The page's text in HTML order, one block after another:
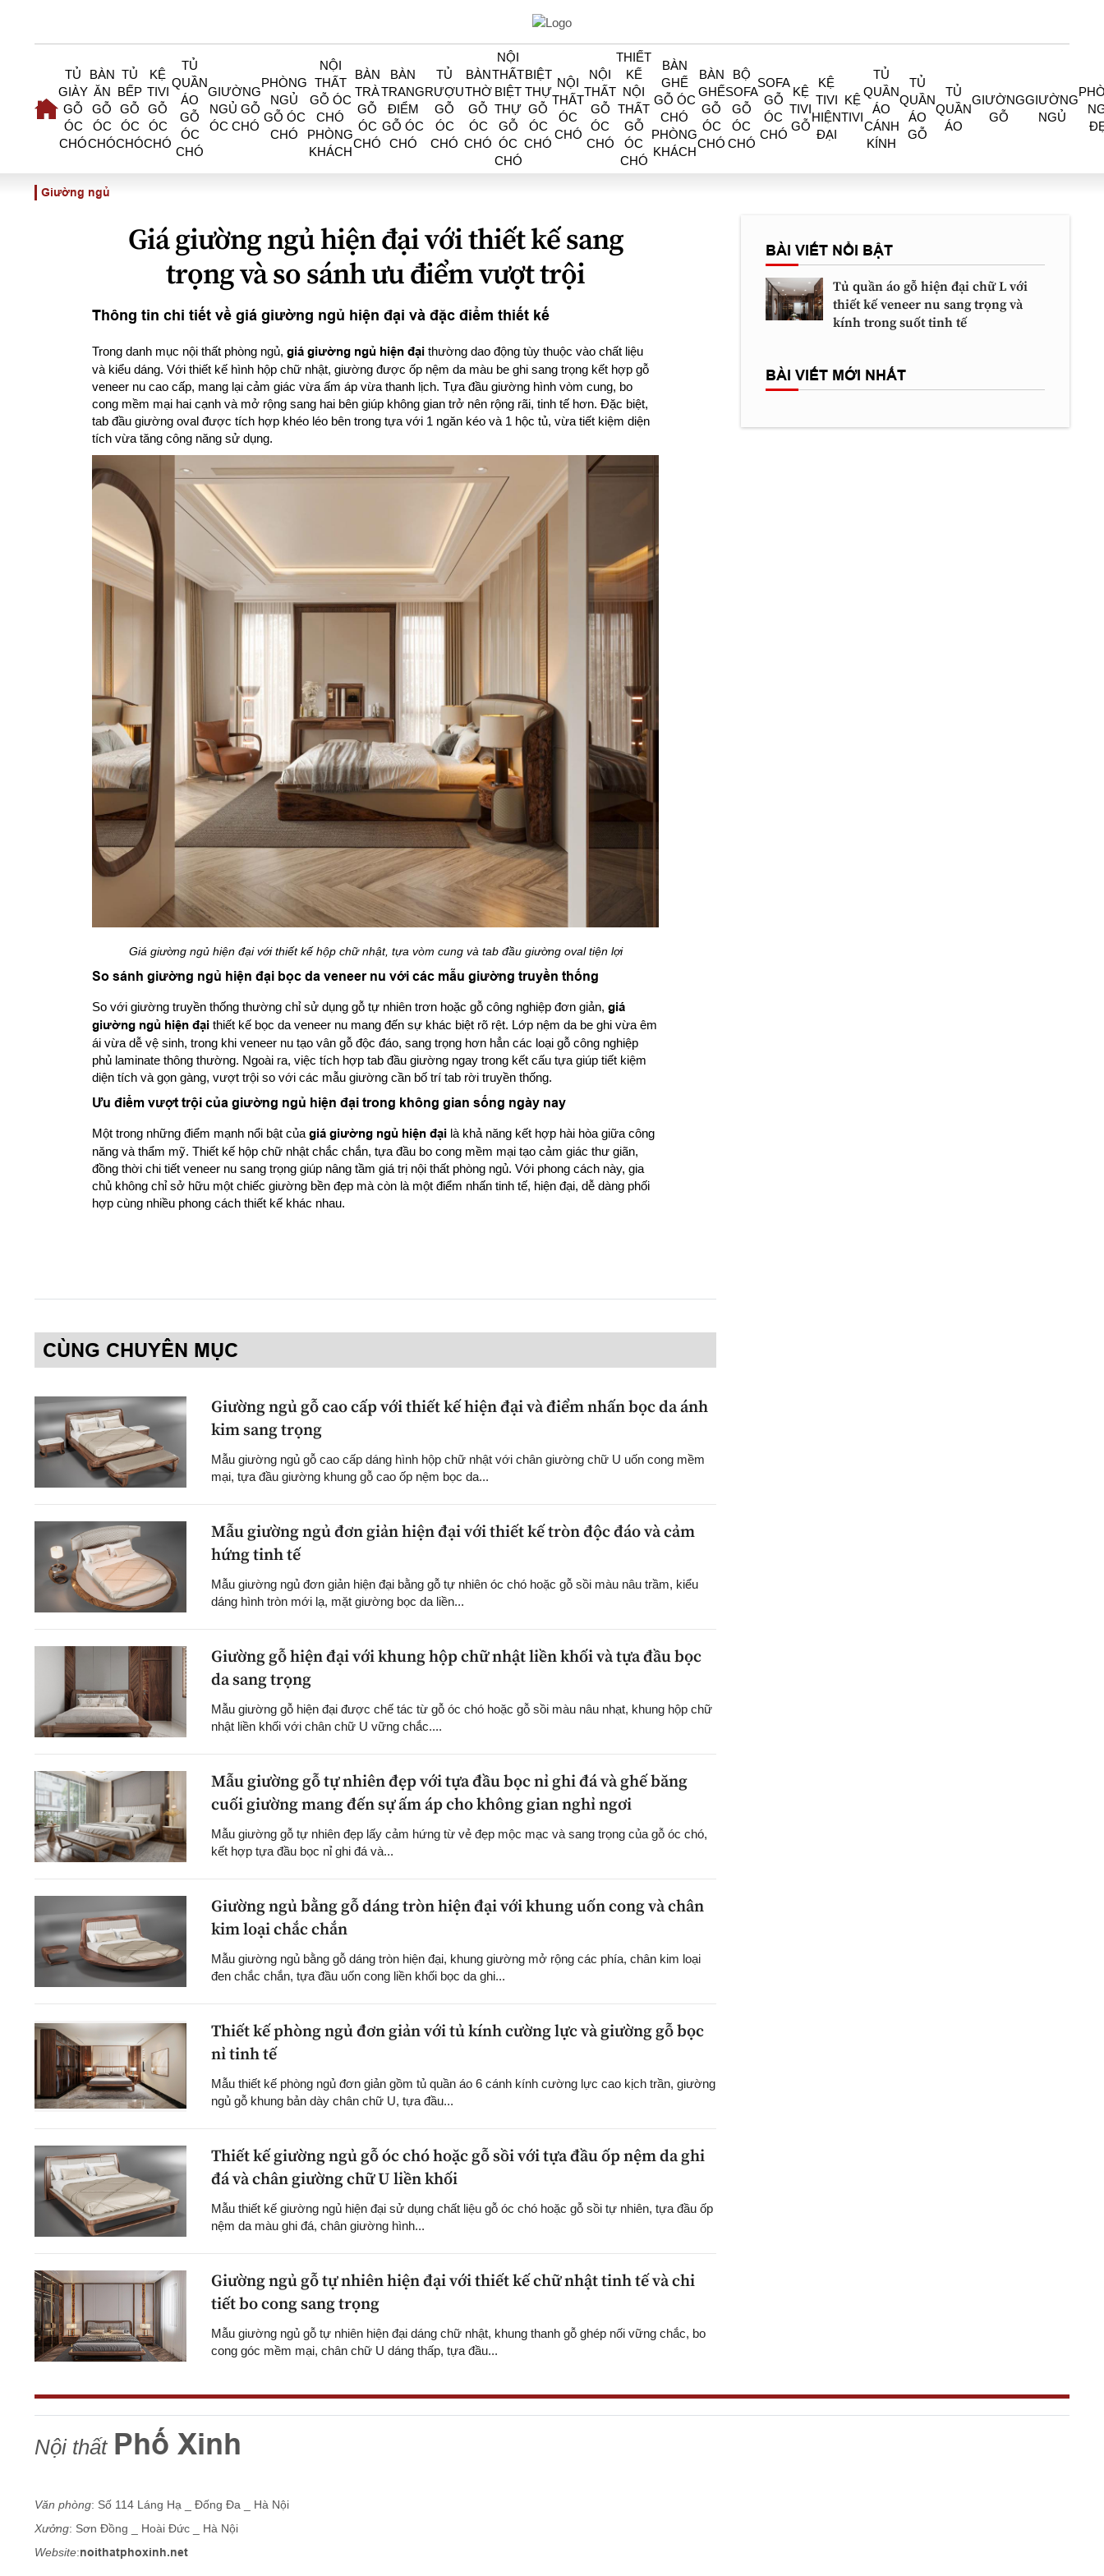
TỦ
GIÀY
GỖ
ÓC
CHÓ
BÀN
ĂN
GỖ
ÓC
CHÓ
TỦ
BẾP
GỖ
ÓC
CHÓ
KỆ
TIVI
GỖ
ÓC
CHÓ
TỦ
QUẦN
ÁO
GỖ
ÓC
CHÓ
GIƯỜNG
NGỦ GỖ
ÓC CHÓ
PHÒNG
NGỦ
GỖ ÓC
CHÓ
NỘI
THẤT
GỖ ÓC
CHÓ
PHÒNG
KHÁCH
BÀN
TRÀ
GỖ
ÓC
CHÓ
BÀN
TRANG
ĐIỂM
GỖ ÓC
CHÓ
TỦ
RƯỢU
GỖ
ÓC
CHÓ
BÀN
THỜ
GỖ
ÓC
CHÓ
NỘI
THẤT
BIỆT
THỰ
GỖ
ÓC
CHÓ
BIỆT
THỰ
GỖ
ÓC
CHÓ
NỘI
THẤT
ÓC
CHÓ
NỘI
THẤT
GỖ
ÓC
CHÓ
THIẾT
KẾ
NỘI
THẤT
GỖ
ÓC
CHÓ
BÀN
GHẾ
GỖ ÓC
CHÓ
PHÒNG
KHÁCH
BÀN
GHẾ
GỖ
ÓC
CHÓ
BỘ
SOFA
GỖ
ÓC
CHÓ
SOFA
GỖ
ÓC
CHÓ
KỆ
TIVI
GỖ
KỆ
TIVI
HIỆN
ĐẠI
KỆ
TIVI
TỦ
QUẦN
ÁO
CÁNH
KÍNH
TỦ
QUẦN
ÁO
GỖ
TỦ
QUẦN
ÁO
GIƯỜNG
GỖ
GIƯỜNG
NGỦ
Giường ngủ
Giá giường ngủ hiện đại với thiết kế sang
trọng và so sánh ưu điểm vượt trội
Thông tin chi tiết về giá giường ngủ hiện đại và đặc điểm thiết kế
Trong danh mục nội thất phòng ngủ, giá giường ngủ hiện đại thường dao động tùy thuộc vào chất liệu
và kiểu dáng. Với thiết kế hình hộp chữ nhật, giường được ốp nệm da màu be ghi sang trọng kết hợp gỗ
veneer nu cao cấp, mang lại cảm giác vừa ấm áp vừa thanh lịch. Tựa đầu giường hình vòm cung, bo
cong mềm mại hai cạnh và mở rộng sang hai bên giúp không gian trở nên rộng rãi, tinh tế hơn. Đặc biệt,
tab đầu giường oval được tích hợp khéo léo bên trong tựa với 1 ngăn kéo và 1 hộc tủ, vừa tiết kiệm diện
tích vừa tăng công năng sử dụng.
Giá giường ngủ hiện đại với thiết kế hộp chữ nhật, tựa vòm cung và tab đầu giường oval tiện lợi
So sánh giường ngủ hiện đại bọc da veneer nu với các mẫu giường truyền thống
So với giường truyền thống thường chỉ sử dụng gỗ tự nhiên trơn hoặc gỗ công nghiệp đơn giản, giá
giường ngủ hiện đại thiết kế bọc da veneer nu mang đến sự khác biệt rõ rệt. Lớp nệm da be ghi vừa êm
ái vừa dễ vệ sinh, trong khi veneer nu tạo vân gỗ độc đáo, sang trọng hơn hẳn các loại gỗ công nghiệp
phủ laminate thông thường. Ngoài ra, việc tích hợp tab đầu giường ngay trong kết cấu tựa giúp tiết kiệm
diện tích và gọn gàng, vượt trội so với các mẫu giường cần bố trí tab rời truyền thống.
Ưu điểm vượt trội của giường ngủ hiện đại trong không gian sống ngày nay
Một trong những điểm mạnh nổi bật của giá giường ngủ hiện đại là khả năng kết hợp hài hòa giữa công
năng và thẩm mỹ. Thiết kế hộp chữ nhật chắc chắn, tựa đầu bo cong mềm mại tạo cảm giác thư giãn,
đồng thời chi tiết veneer nu sang trọng giúp nâng tầm giá trị nội thất phòng ngủ. Với phong cách này, gia
chủ không chỉ sở hữu một chiếc giường bền đẹp mà còn là một điểm nhấn tinh tế, hiện đại, dễ dàng phối
hợp cùng nhiều phong cách thiết kế khác nhau.
CÙNG CHUYÊN MỤC
Giường ngủ gỗ cao cấp với thiết kế hiện đại và điểm nhấn bọc da ánh
kim sang trọng
Mẫu giường ngủ gỗ cao cấp dáng hình hộp chữ nhật với chân giường chữ U uốn cong mềm
mại, tựa đầu giường khung gỗ cao ốp nệm bọc da...
Mẫu giường ngủ đơn giản hiện đại với thiết kế tròn độc đáo và cảm
hứng tinh tế
Mẫu giường ngủ đơn giản hiện đại bằng gỗ tự nhiên óc chó hoặc gỗ sồi màu nâu trầm, kiểu
dáng hình tròn mới lạ, mặt giường bọc da liền...
Giường gỗ hiện đại với khung hộp chữ nhật liền khối và tựa đầu bọc
da sang trọng
Mẫu giường gỗ hiện đại được chế tác từ gỗ óc chó hoặc gỗ sồi màu nâu nhạt, khung hộp chữ
nhật liền khối với chân chữ U vững chắc....
Mẫu giường gỗ tự nhiên đẹp với tựa đầu bọc nỉ ghi đá và ghế băng
cuối giường mang đến sự ấm áp cho không gian nghỉ ngơi
Mẫu giường gỗ tự nhiên đẹp lấy cảm hứng từ vẻ đẹp mộc mạc và sang trọng của gỗ óc chó,
kết hợp tựa đầu bọc nỉ ghi đá và...
Giường ngủ bằng gỗ dáng tròn hiện đại với khung uốn cong và chân
kim loại chắc chắn
Mẫu giường ngủ bằng gỗ dáng tròn hiện đại, khung giường mở rộng các phía, chân kim loại
đen chắc chắn, tựa đầu uốn cong liền khối bọc da ghi...
Thiết kế phòng ngủ đơn giản với tủ kính cường lực và giường gỗ bọc
nỉ tinh tế
Mẫu thiết kế phòng ngủ đơn giản gồm tủ quần áo 6 cánh kính cường lực cao kịch trần, giường
ngủ gỗ khung bản dày chân chữ U, tựa đầu...
Thiết kế giường ngủ gỗ óc chó hoặc gỗ sồi với tựa đầu ốp nệm da ghi
đá và chân giường chữ U liền khối
Mẫu thiết kế giường ngủ hiện đại sử dụng chất liệu gỗ óc chó hoặc gỗ sồi tự nhiên, tựa đầu ốp
nệm da màu ghi đá, chân giường hình...
Giường ngủ gỗ tự nhiên hiện đại với thiết kế chữ nhật tinh tế và chi
tiết bo cong sang trọng
Mẫu giường ngủ gỗ tự nhiên hiện đại dáng chữ nhật, khung thanh gỗ ghép nối vững chắc, bo
cong góc mềm mại, chân chữ U dáng thấp, tựa đầu...
BÀI VIẾT NỔI BẬT
Tủ quần áo gỗ hiện đại chữ L với
thiết kế veneer nu sang trọng và
kính trong suốt tinh tế
BÀI VIẾT MỚI NHẤT
Nội thất Phố Xinh
Văn phòng: Số 114 Láng Hạ _ Đống Đa _ Hà Nội
Xưởng: Sơn Đồng _ Hoài Đức _ Hà Nội
Website:noithatphoxinh.net